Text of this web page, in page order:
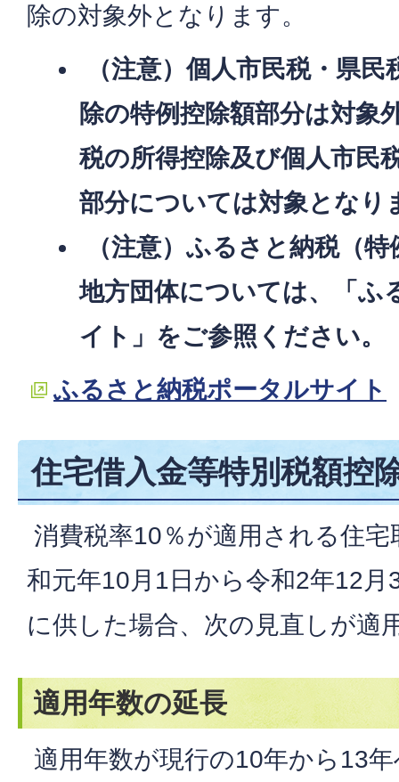
除の対象外となります。
（注意）個人市民税・県
除の特例控除額部分は対象
税の所得控除及び個人市民
部分については対象となり
（注意）ふるさと納税（
地方団体については、「ふ
イト」をご参照ください。
ふるさと納税ポータルサイト
住宅借入金等特別税額控
消費税率10％が適用される住
和元年10月1日から令和2年12
に供した場合、次の見直しが適
適用年数の延長
適用年数が現行の10年から13